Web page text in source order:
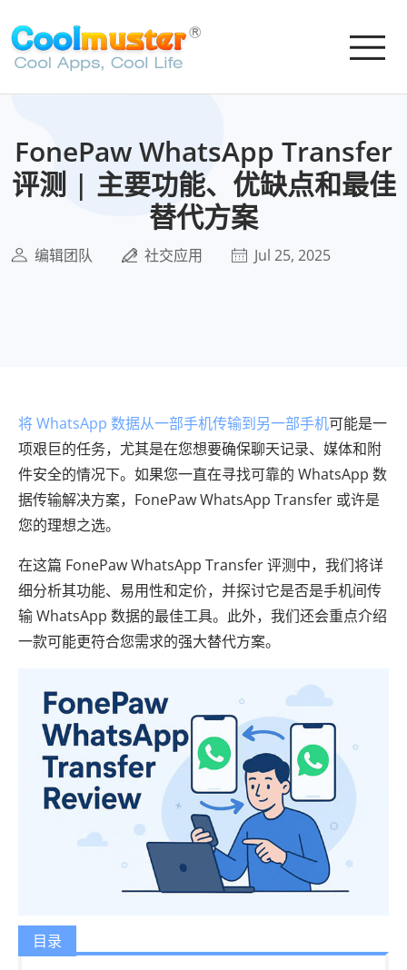
FonePaw WhatsApp Transfer
评测 | 主要功能、优缺点和最佳
替代方案
编辑团队 社交应用 Jul 25, 2025
将 WhatsApp 数据从一部手机传输到另一部手机可能是一
项艰巨的任务，尤其是在您想要确保聊天记录、媒体和附
件安全的情况下。如果您一直在寻找可靠的 WhatsApp 数
据传输解决方案，FonePaw WhatsApp Transfer 或许是
您的理想之选。
在这篇 FonePaw WhatsApp Transfer 评测中，我们将详
细分析其功能、易用性和定价，并探讨它是否是手机间传
输 WhatsApp 数据的最佳工具。此外，我们还会重点介绍
一款可能更符合您需求的强大替代方案。
目录